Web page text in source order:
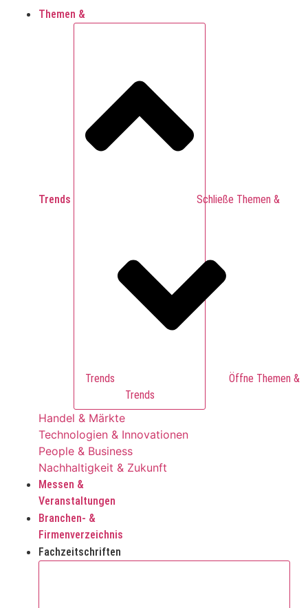
Themen &
Trends
Trends
Trends
Handel & Märkte
Technologien & Innovationen
People & Business
Nachhaltigkeit & Zukunft
Messen &
Veranstaltungen
Branchen- &
Firmenverzeichnis
Fachzeitschriften